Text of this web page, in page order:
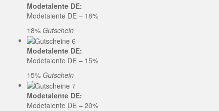
Modetalente DE:
Modetalente DE – 18%
18% Gutschein
Modetalente DE:
Modetalente DE – 15%
15% Gutschein
Modetalente DE:
Modetalente DE – 20%